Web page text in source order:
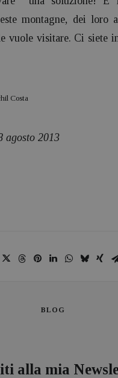
montagne, dei loro
vuole visitare. Ci siete
Costa
agosto 2013
BLOG
alla mia